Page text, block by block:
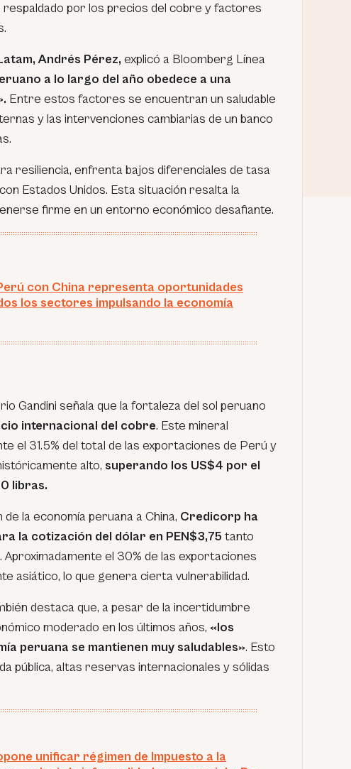
respaldado por los precios del cobre y factores
Andrés Pérez, explicó a Bloomberg Línea
a lo largo del año obedece a una
Entre estos factores se encuentran un saludable
y las intervenciones cambiarias de un banco
resiliencia, enfrenta bajos diferenciales de tasa
Estados Unidos. Esta situación resalta la
firme en un entorno económico desafiante.
con China representa oportunidades
los sectores impulsando la economía
Gandini señala que la fortaleza del sol peruano
internacional del cobre. Este mineral
el 31.5% del total de las exportaciones de Perú y
alto, superando los US$4 por el
libras.
la economía peruana a China, Credicorp ha
la cotización del dólar en PEN$3,75 tanto
el 30% de las exportaciones
asiático, lo que genera cierta vulnerabilidad.
destaca que, a pesar de la incertidumbre
moderado en los últimos años, «los
peruana se mantienen muy saludables». Esto
pública, altas reservas internacionales y sólidas
unificar régimen de Impuesto a la